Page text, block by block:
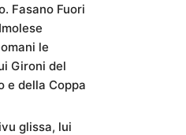
Fasano Fuori
le
Gironi del
e della Coppa
glissa, lui